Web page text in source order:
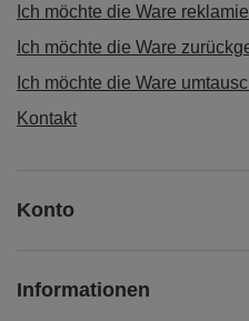
Ich möchte die Ware
Ich möchte die Ware
Ich möchte die Ware
Kontakt
Konto
Informationen